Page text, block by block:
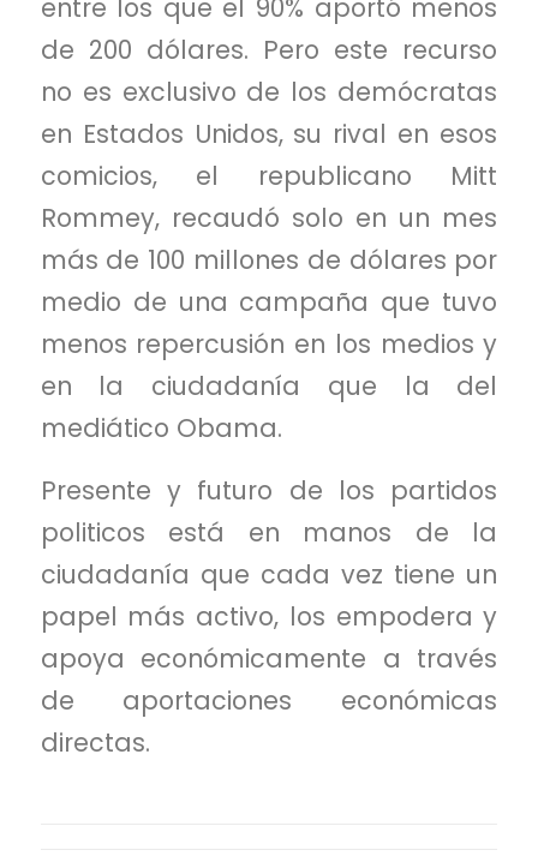
entre los que el 90% aportó menos
de 200 dólares. Pero este recurso
no es exclusivo de los demócratas
en Estados Unidos, su rival en esos
comicios, el republicano Mitt
Rommey, recaudó solo en un mes
más de 100 millones de dólares por
medio de una campaña que tuvo
menos repercusión en los medios y
en la ciudadanía que la del
mediático Obama.
Presente y futuro de los partidos
politicos está en manos de la
ciudadanía que cada vez tiene un
papel más activo, los empodera y
apoya económicamente a través
de aportaciones económicas
directas.